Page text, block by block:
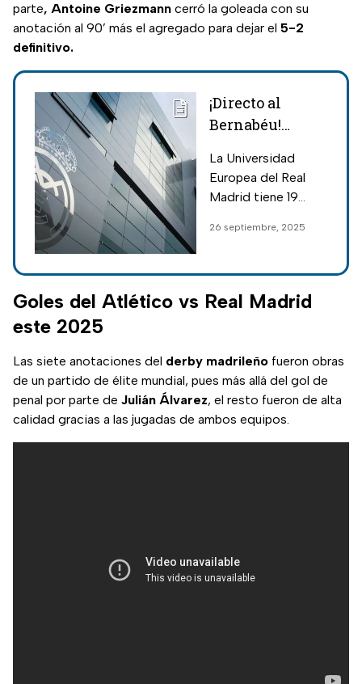
parte, Antoine Griezmann cerró la goleada con su
anotación al 90’ más el agregado para dejar el 5-2
definitivo.
¡Directo al
Bernabéu!
y cómo estudiar
en la
Real Madrid
La Universidad
Europea del Real
Madrid tiene 19
han egresado
de 100 países;
conoce las carreras,
costos y detalles.
26 septiembre, 2025
Goles del Atlético vs Real Madrid
este 2025
Las siete anotaciones del derby madrileño fueron obras
de un partido de élite mundial, pues más allá del gol de
penal por parte de Julián Álvarez, el resto fueron de alta
calidad gracias a las jugadas de ambos equipos.